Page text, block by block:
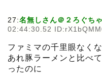
27:名無しさん＠２ろぐち
02:44:30.52
ファミマの千里眼なく
あれ豚ラーメンと比べ
ったのに